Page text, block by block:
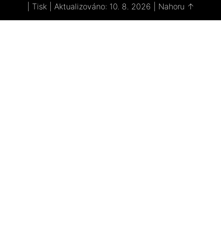
Tisk| Aktualizováno: 10. 8. 2026 Nahoru ↑